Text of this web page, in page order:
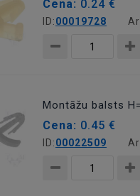
Cena: 0.24 €
ID:00019728
Montāžu balsts
Cena: 0.45 €
ID:00022509